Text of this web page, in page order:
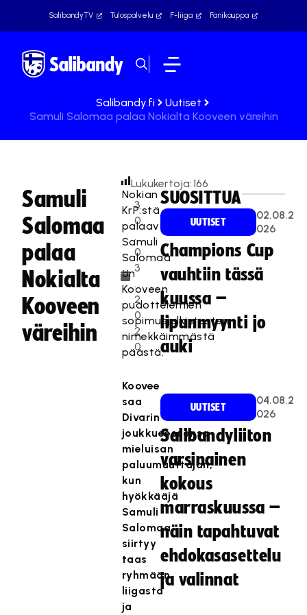
SalibandyTV Tulospalvelu F-liiga Fanikauppa
Salibandy.fi
Uutiset
Samuli Salomaa palaa Nokialta Kooveen väreihin
Samuli
Salomaa
palaa
Nokialta
Kooveen
väreihin
3
0
.
0
3
.
2
0
2
0
Lukukertoja:166
Nokian
KrP:stä
palaava
Samuli
Salomaa
on
Kooveen
pudottelemien
sopimusjulkistusten
nimekkäimmästä
päästä.
Koovee
saa
Divarin
joukkueeseensa
mieluisan
paluumuuttajan,
kun
hyökkääjä
Samuli
Salomaa
siirtyy
taas
ryhmään
liigasta
ja
SUOSITTUA
UUTISET
02.08.2
026
Champions Cup
vauhtiin tässä
kuussa –
lipunmyynti jo
auki
UUTISET
04.08.2
026
Salibandyliiton
varsinainen
kokous
marraskuussa –
näin tapahtuvat
ehdokasasettelu
ja valinnat